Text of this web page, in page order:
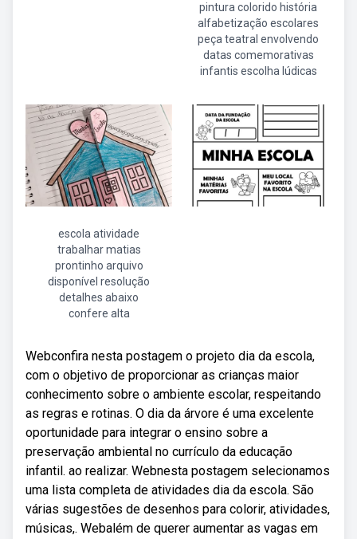
pintura colorido história
alfabetização escolares
peça teatral envolvendo
datas comemorativas
infantis escolha lúdicas
escola atividade
trabalhar matias
prontinho arquivo
disponível resolução
detalhes abaixo
confere alta
Webconfira nesta postagem o projeto dia da escola,
com o objetivo de proporcionar as crianças maior
conhecimento sobre o ambiente escolar, respeitando
as regras e rotinas. O dia da árvore é uma excelente
oportunidade para integrar o ensino sobre a
preservação ambiental no currículo da educação
infantil. ao realizar. Webnesta postagem selecionamos
uma lista completa de atividades dia da escola. São
várias sugestões de desenhos para colorir, atividades,
músicas,. Webalém de querer aumentar as vagas em